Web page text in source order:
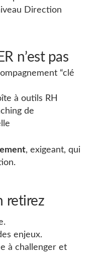
Direction
n’est pas
“clé
à outils RH
de
, exigeant, qui
retirez
enjeux.
à challenger et